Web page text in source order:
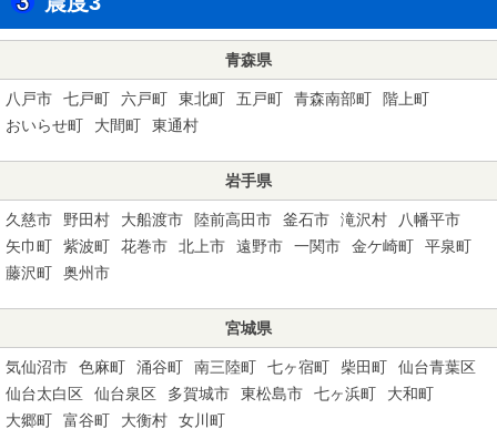
青森県
八戸市 七戸町 六戸町 東北町 五戸町 青森南部町
階上町
おいらせ町
大間町 東通村
岩手県
久慈市 野田村 大船渡市 陸前高田市 釜石市 滝沢村
八幡平市
矢巾町
紫波町 花巻市 北上市 遠野市 一関市 金ケ崎町
平泉町
藤沢町
奥州市
宮城県
気仙沼市 色麻町 涌谷町 南三陸町 七ヶ宿町 柴田町
仙台青葉区
仙台太白区
仙台泉区 多賀城市 東松島市 七ヶ浜町
大和町
大郷町
富谷町 大衡村 女川町